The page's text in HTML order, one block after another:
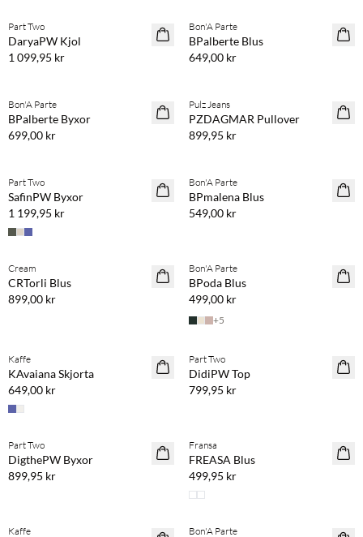
NYHET
Part Two
DaryaPW Kjol
1 099,95 kr
NYHET
Bon'A Parte
BPalberte Blus
649,00 kr
NYHET
Bon'A Parte
BPalberte Byxor
699,00 kr
NYHET
Pulz Jeans
PZDAGMAR Pullover
899,95 kr
NYHET
Part Two
SafinPW Byxor
1 199,95 kr
NYHET
Bon'A Parte
BPmalena Blus
549,00 kr
NYHET
Köp min. 2 & spara 20 %
Cream
CRTorli Blus
899,00 kr
NYHET
Bon'A Parte
BPoda Blus
499,00 kr
+5
NYHET
Kaffe
KAvaiana Skjorta
649,00 kr
NYHET
Part Two
DidiPW Top
799,95 kr
NYHET
Köp min. 2 & spara 20 %
Part Two
DigthePW Byxor
899,95 kr
NYHET
Fransa
FREASA Blus
499,95 kr
Kaffe
Köp min. 2 & spara 20 %
Bon'A Parte